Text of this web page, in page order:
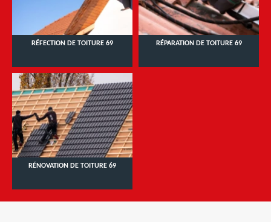
RÉFECTION DE TOITURE 69 RÉPARATION DE TOITURE 69
RÉNOVATION DE TOITURE 69